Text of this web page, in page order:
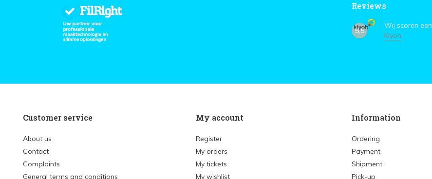
Reviews
9,5
Wij scoren een
Kiyoh
Customer service
About us
Contact
Complaints
General terms and conditions
My account
Register
My orders
My tickets
My wishlist
Information
Ordering
Payment
Shipment
Pick-up